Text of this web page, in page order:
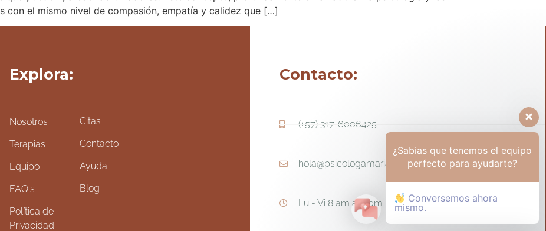
con el mismo nivel de compasión, empatía y calidez que […]
Explora:
Nosotros
Terapias
Equipo
FAQ's
Política de
Privacidad
Citas
Contacto
Ayuda
Blog
Contacto:
(+57) 317-6006425
hola@psicologamariapaula.com
Lu - Vi 8 am a 6 pm - Sa 8am - 12m
¿Sabias que tenemos el equipo
perfecto para ayudarte?
Conversemos ahora
mismo.